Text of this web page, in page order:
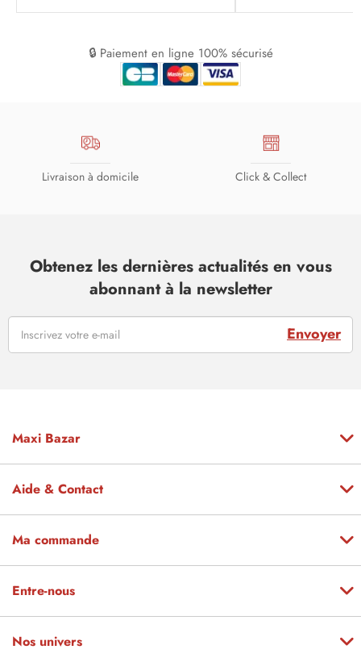
🔒 Paiement en ligne 100% sécurisé
Livraison à domicile Click & Collect
Obtenez les dernières actualités en vous
abonnant à la newsletter
Envoyer
Maxi Bazar
Aide & Contact
Ma commande
Entre-nous
Nos univers